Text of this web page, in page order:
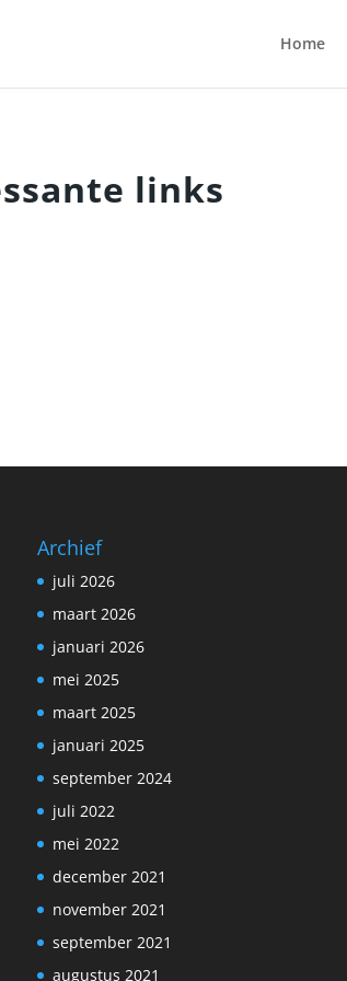
Home
links
Archief
juli 2026
maart 2026
januari 2026
mei 2025
maart 2025
januari 2025
september 2024
juli 2022
mei 2022
december 2021
november 2021
september 2021
augustus 2021